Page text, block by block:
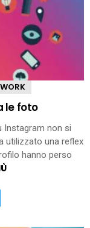
le foto
Instagram non si
utilizzato una reflex
hanno perso